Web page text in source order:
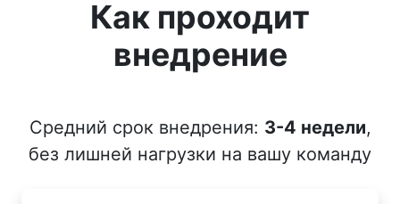
Как проходит
внедрение
Средний срок внедрения: 3-4 недели,
без лишней нагрузки на вашу команду